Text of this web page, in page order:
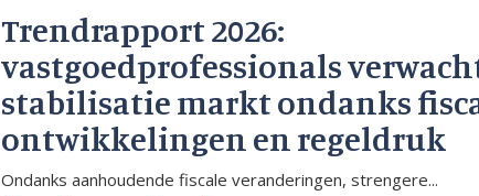
Trendrapport 2026:
vastgoedprofessionals
stabilisatie markt ondanks
ontwikkelingen en regeldruk
Ondanks aanhoudende fiscale veranderingen, strengere...